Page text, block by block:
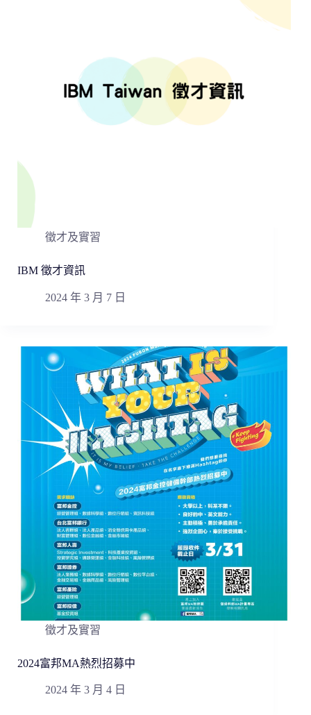
徵才及實習
IBM 徵才資訊
2024 年 3 月 7 日
徵才及實習
2024富邦MA熱烈招募中
2024 年 3 月 4 日